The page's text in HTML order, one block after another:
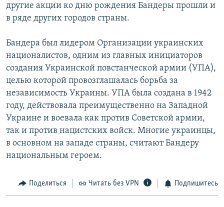
Все сайты РСЕ/РС
другие акции ко дню рождения Бандеры прошли и
в ряде других городов страны.
Бандера был лидером Организации украинских
националистов, одним из главных инициаторов
создания Украинской повстанческой армии (УПА),
целью которой провозглашалась борьба за
независимость Украины. УПА была создана в 1942
году, действовала преимущественно на Западной
Украине и воевала как против Советской армии,
так и против нацистских войск. Многие украинцы,
в основном на западе страны, считают Бандеру
национальным героем.
Поделиться Читать без VPN Подпишитесь